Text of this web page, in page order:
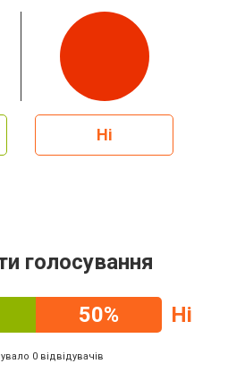
Ні
голосування
50% Ні
0 відвідувачів